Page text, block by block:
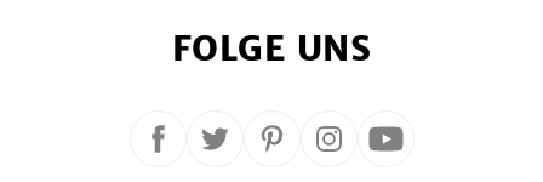
FOLGE UNS
Folge Folge
Folge Folge Folge